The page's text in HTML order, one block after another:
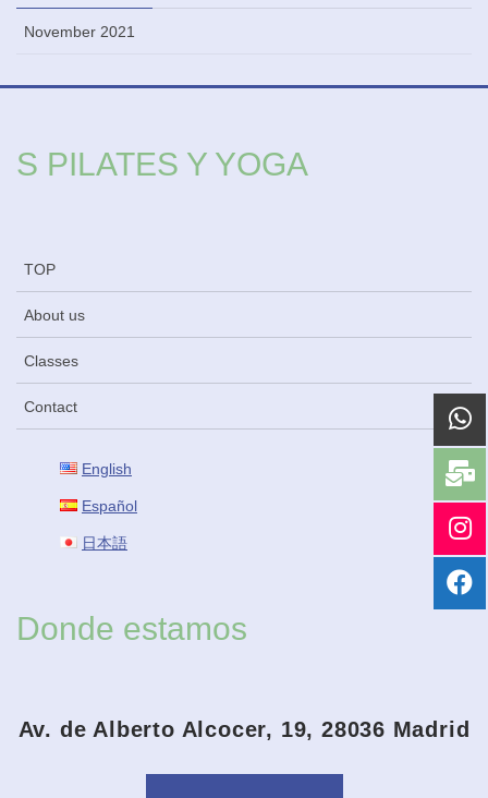
November 2021
S PILATES Y YOGA
TOP
About us
Classes
Contact
English
Español
日本語
Donde estamos
Av. de Alberto Alcocer, 19, 28036 Madrid